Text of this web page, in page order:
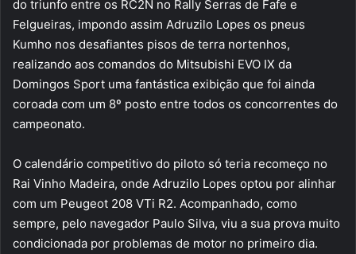
do triunfo entre os RC2N no Rally Serras de Fafe e
Felgueiras, impondo assim Adruzilo Lopes os pneus
Kumho nos desafiantes pisos de terra nortenhos,
realizando aos comandos do Mitsubishi EVO IX da
Domingos Sport uma fantástica exibição que foi ainda
coroada com um 8º posto entre todos os concorrentes do
campeonato.
O calendário competitivo do piloto só teria recomeço no
Rai Vinho Madeira, onde Adruzilo Lopes optou por alinhar
com um Peugeot 208 VTi R2. Acompanhado, como
sempre, pelo navegador Paulo Silva, viu a sua prova muito
condicionada por problemas de motor no primeiro dia.